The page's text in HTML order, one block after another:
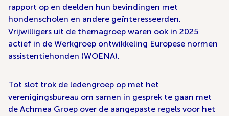
rapport op en deelden hun bevindingen met
hondenscholen en andere geïnteresseerden.
Vrijwilligers uit de themagroep waren ook in 2025
actief in de Werkgroep ontwikkeling Europese normen
assistentiehonden (WOENA).
Tot slot trok de ledengroep op met het
verenigingsbureau om samen in gesprek te gaan met
de Achmea Groep over de aangepaste regels voor het